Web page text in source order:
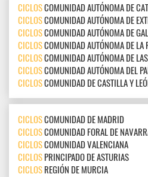
CICLOSCOMUNIDAD AUTÓNOMA DE
CICLOSCOMUNIDAD AUTÓNOMA DE
CICLOSCOMUNIDAD AUTÓNOMA DE
CICLOSCOMUNIDAD AUTÓNOMA DE LA
CICLOSCOMUNIDAD AUTÓNOMA DE
CICLOSCOMUNIDAD AUTÓNOMA DEL
CICLOSCOMUNIDAD DE CASTILLA Y
CICLOSCOMUNIDAD DE MADRID
CICLOSCOMUNIDAD FORAL DE
CICLOSCOMUNIDAD VALENCIANA
CICLOSPRINCIPADO DE ASTURIAS
CICLOSREGIÓN DE MURCIA